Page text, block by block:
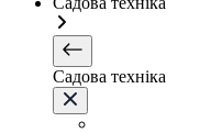
Садова техніка